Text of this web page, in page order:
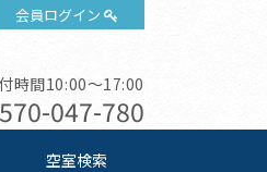
会員ログイン
時間10:00～17:00
047-780
空室検索